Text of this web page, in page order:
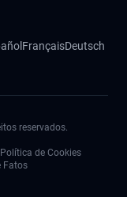
FrançaisDeutsch
reservados.
Política de Cookies
Fatos